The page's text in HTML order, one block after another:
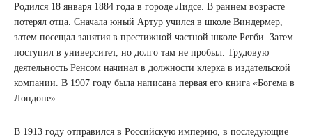
Родился 18 января 1884 года в городе Лидсе. В раннем возрасте
потерял отца. Сначала юный Артур учился в школе Виндермер,
затем посещал занятия в престижной частной школе Регби. Затем
поступил в университет, но долго там не пробыл. Трудовую
деятельность Ренсом начинал в должности клерка в издательской
компании. В 1907 году была написана первая его книга «Богема в
Лондоне».
В 1913 году отправился в Российскую империю, в последующие